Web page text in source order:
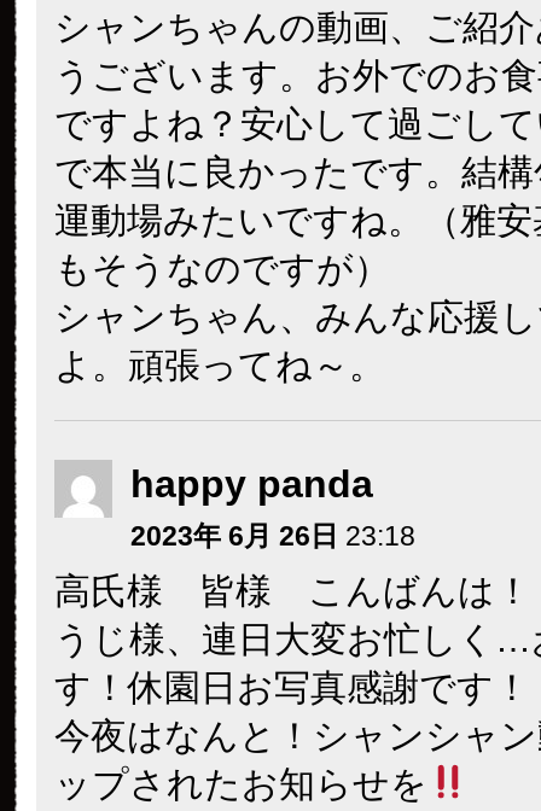
シャンちゃんの動画、ご紹
うございます。お外でのお
ですよね？安心して過ごし
で本当に良かったです。結
運動場みたいですね。（雅
もそうなのですが）
シャンちゃん、みんな応援
よ。頑張ってね～。
happy panda
2023年 6月 26日 23:18
高氏様 皆様 こんばんは！
うじ様、連日大変お忙しく…
す！休園日お写真感謝です！
今夜はなんと！シャンシャ
ップされたお知らせを